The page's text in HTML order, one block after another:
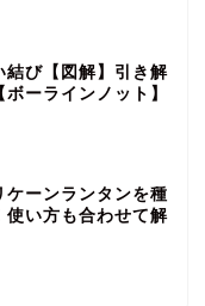
結び【図解】引き解
ーラインノット】
ケーンランタンを種
使い方も合わせて解